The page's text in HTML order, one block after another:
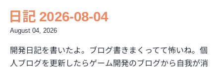
日記 2026-08-04
August 04, 2026
開発日記を書いたよ。ブログ書きまくってて怖いね。個
人ブログを更新したらゲーム開発のブログから自我が消